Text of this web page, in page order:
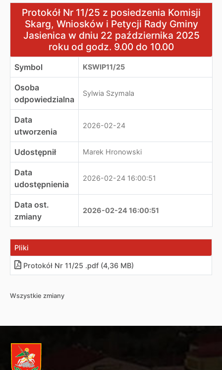
Protokół Nr 11/25 z posiedzenia Komisji Skarg,
Protokół Nr 11/25 z posiedzenia Komisji
Skarg, Wniosków i Petycji Rady Gminy
Jasienica w dniu 22 października 2025
roku od godz. 9.00 do 10.00
Symbol KSWIP11/25
Osoba
odpowiedzialna
Sylwia Szymala
Data
utworzenia
2026-02-24
Udostępnił Marek Hronowski
Data
udostępnienia
2026-02-24 16:00:51
Data ost.
zmiany
2026-02-24 16:00:51
Pliki
Protokół Nr 11/25 .pdf (4,36 MB)
Wszystkie zmiany